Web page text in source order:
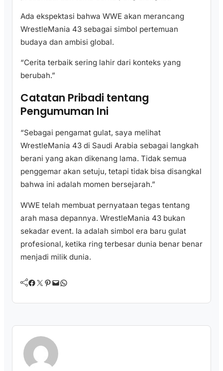
Ada ekspektasi bahwa WWE akan merancang
WrestleMania 43 sebagai simbol pertemuan
budaya dan ambisi global.
“Cerita terbaik sering lahir dari konteks yang
berubah.”
Catatan Pribadi tentang
Pengumuman Ini
“Sebagai pengamat gulat, saya melihat
WrestleMania 43 di Saudi Arabia sebagai langkah
berani yang akan dikenang lama. Tidak semua
penggemar akan setuju, tetapi tidak bisa disangkal
bahwa ini adalah momen bersejarah.”
WWE telah membuat pernyataan tegas tentang
arah masa depannya. WrestleMania 43 bukan
sekadar event. Ia adalah simbol era baru gulat
profesional, ketika ring terbesar dunia benar benar
menjadi milik dunia.
Facebook Twitter Pinterest Mail WhatsApp